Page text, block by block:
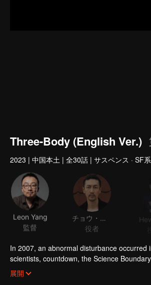
Three-Body (English Ver.)
2023 | 中国本土 | 全30話 | サスペンス · SF系
Leon Yang
監督
役者
In 2007, an abnormal disturbance
scientists, countdown, the Science
Operations Center by the police officer Shi
Miao got contact with an organization
展開